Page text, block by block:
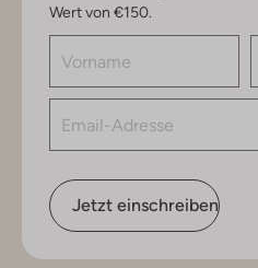
Wert von €150.
Jetzt einschreiben